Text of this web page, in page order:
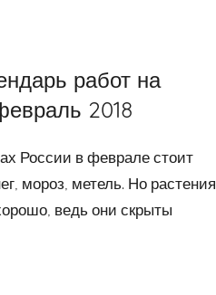
работ на
2018
России в феврале стоит
мороз, метель. Но растения
ведь они скрыты